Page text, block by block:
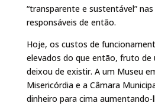
“transparente e sustentável”
responsáveis de então.
Hoje, os custos de
elevados do que então, fruto de
deixou de existir. A um Museu
Misericórdia e a Câmara
dinheiro para cima